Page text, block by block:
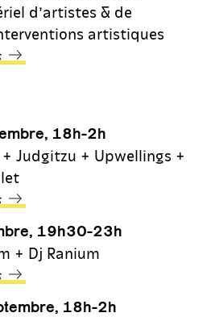
d’artistes & de
artistiques
18h-2h
+ Judgitzu + Upwellings +
19h30-23h
+ Dj Ranium
18h-2h